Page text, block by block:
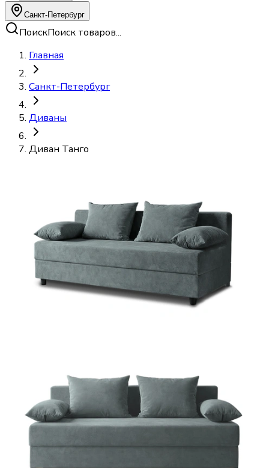
Санкт-Петербург
ПоискПоиск товаров...
Главная
Санкт-Петербург
Диваны
Диван Танго